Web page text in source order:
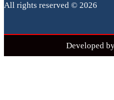
All rights reserved © 2026
Developed